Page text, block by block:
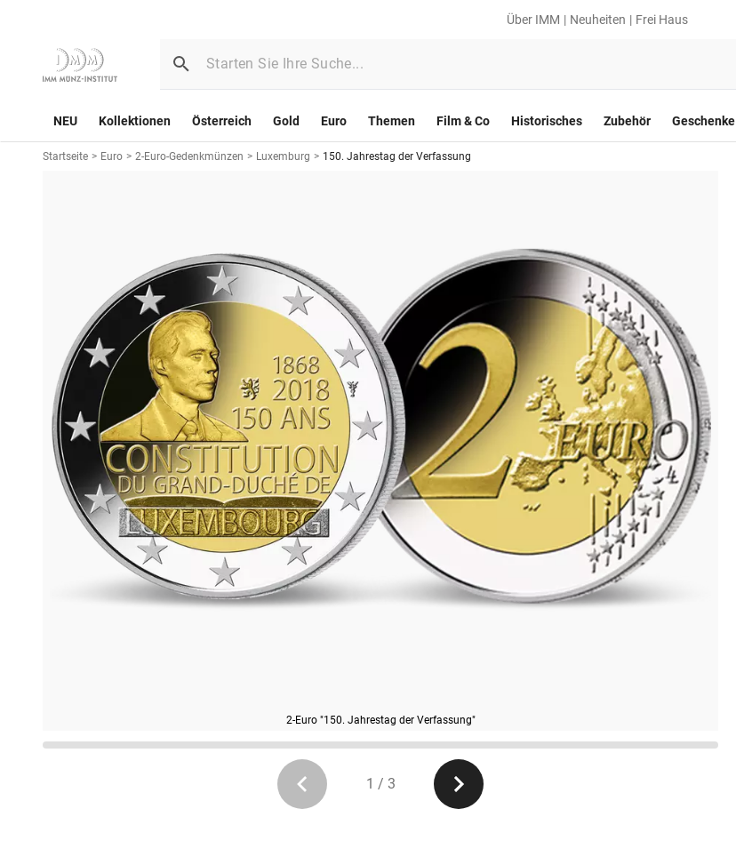
Über IMM Neuheiten Frei Haus
NEU Kollektionen Österreich Gold Euro Themen Film & Co Historisches Zubehör Geschenke
Startseite > Euro > 2-Euro-Gedenkmünzen > Luxemburg > 150. Jahrestag der Verfassung
2-Euro "150. Jahrestag der Verfassung"
1 / 3